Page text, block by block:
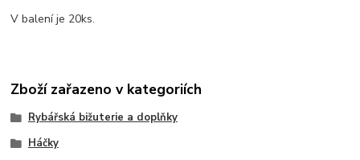
V balení je 20ks.
Zboží zařazeno v kategoriích
Rybářská bižuterie a doplňky
Háčky